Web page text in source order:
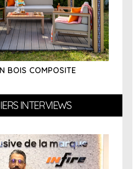
BOIS COMPOSITE
INTERVIEWS